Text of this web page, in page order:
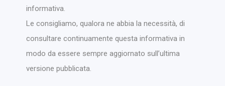
informativa.
Le consigliamo, qualora ne abbia la necessità, di
consultare continuamente questa informativa in
modo da essere sempre aggiornato sull’ultima
versione pubblicata.